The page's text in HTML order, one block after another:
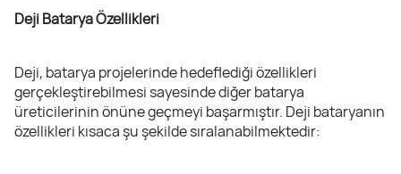
Deji Batarya Özellikleri
Deji, batarya projelerinde hedeflediği özellikleri
gerçekleştirebilmesi sayesinde diğer batarya
üreticilerinin önüne geçmeyi başarmıştır. Deji bataryanın
özellikleri kısaca şu şekilde sıralanabilmektedir: